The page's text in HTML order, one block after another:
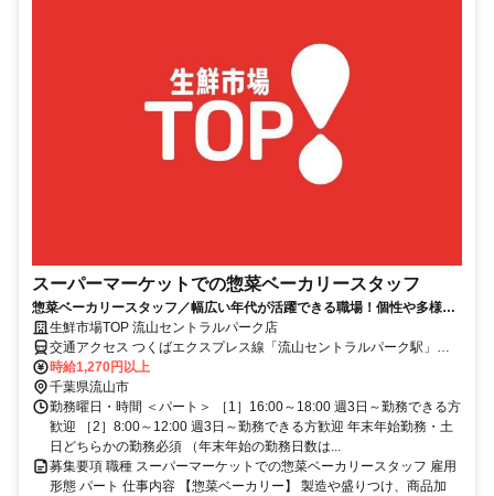
スーパーマーケットでの惣菜ベーカリースタッフ
惣菜ベーカリースタッフ／幅広い年代が活躍できる職場！個性や多様性
を尊重し身だしなみ基準大幅緩和♪
生鮮市場TOP 流山セントラルパーク店
交通アクセス つくばエクスプレス線「流山セントラルパーク駅」徒
歩3分 ※車通勤ＯＫ
時給1,270円以上
千葉県流山市
勤務曜日・時間 ＜パート＞ ［1］16:00～18:00 週3日～勤務できる方
歓迎 ［2］8:00～12:00 週3日～勤務できる方歓迎 年末年始勤務・土
日どちらかの勤務必須 （年末年始の勤務日数は...
募集要項 職種 スーパーマーケットでの惣菜ベーカリースタッフ 雇用
形態 パート 仕事内容 【惣菜ベーカリー】 製造や盛りつけ、商品加